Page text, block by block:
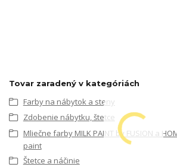
Tovar zaradený v kategóriách
Farby na nábytok a steny
Zdobenie nábytku, štetce
Mliečne farby MILK PAINT by FUSION a
paint
Štetce a náčinie